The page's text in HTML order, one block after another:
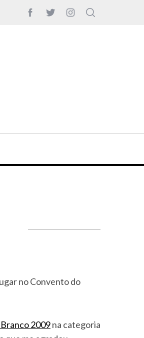
no Convento do
2009na categoria